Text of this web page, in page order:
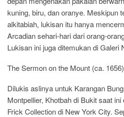
kuning, biru, dan oranye. Meskipun
alkitabiah, lukisan itu hanya
Arcadian sehari-hari dari orang-
Lukisan ini juga ditemukan di Galeri
The Sermon on the Mount (ca. 1656)
Dilukis aslinya untuk Karangan
Montpellier, Khotbah di Bukit saat
Frick Collection di New York City.